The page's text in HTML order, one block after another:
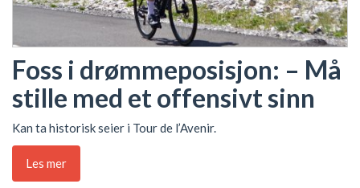
Foss i drømmeposisjon: – Må
stille med et offensivt sinn
Kan ta historisk seier i Tour de l’Avenir.
Les mer